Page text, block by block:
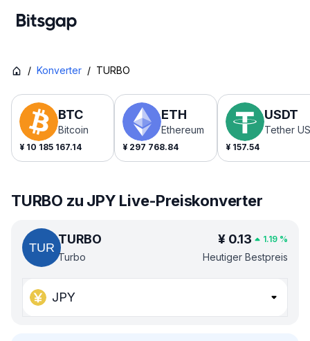
/ Konverter / TURBO
BTC
Bitcoin
¥ 10 185 167.14
ETH
Ethereum
¥ 297 768.84
USDT
Tether
¥ 157.54
TURBO zu JPY Live-Preiskonverter
TURBO
Turbo
¥ 0.13 1.19 %
Heutiger Bestpreis
JPY